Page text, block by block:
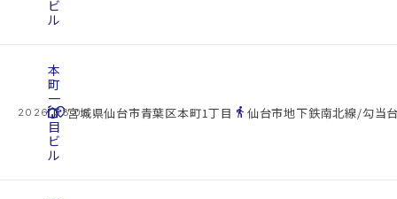
ビ
ル
2026.08.08
cottage
本
町
一
丁
目
ビ
ル
location_on宮城県仙台市青葉区本町1丁目 directions_walk 仙台市地下鉄南北線/勾当